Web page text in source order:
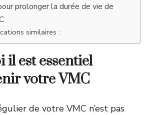
prolonger la durée de vie de
similaires :
il est essentiel
votre VMC
de votre VMC n’est pas